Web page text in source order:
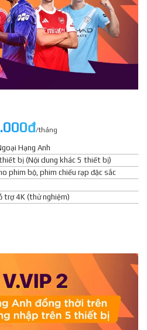
/tháng
Hạng Anh
bị (Nội dung khác 5 thiết bị)
phim bộ, phim chiếu rạp đặc sắc
trợ 4K (thử nghiệm)